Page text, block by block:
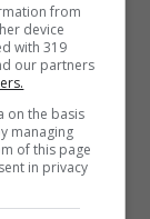
Stop
from
device
with 319
our partners
on the basis
managing
of this page
in privacy